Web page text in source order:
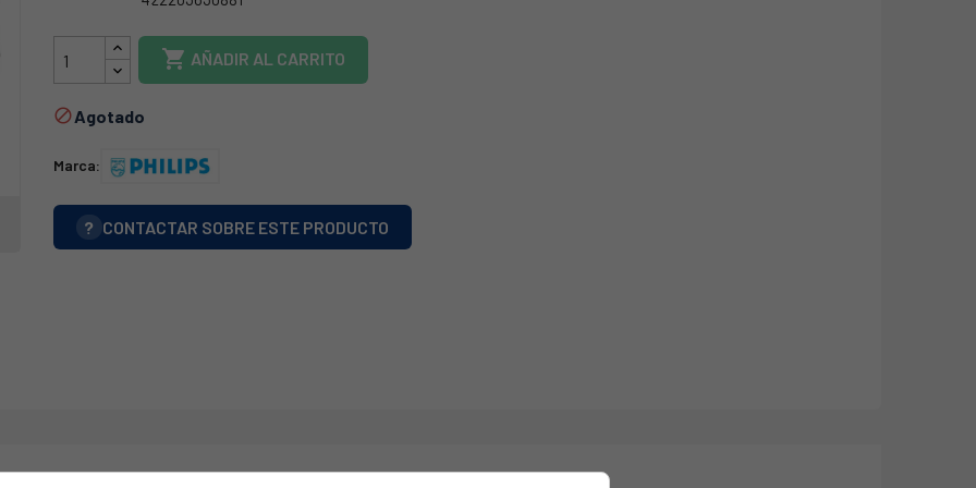
4203-035-5111
 AÑADIR AL CARRITO
Agotado
Marca:
? CONTACTAR SOBRE ESTE PRODUCTO